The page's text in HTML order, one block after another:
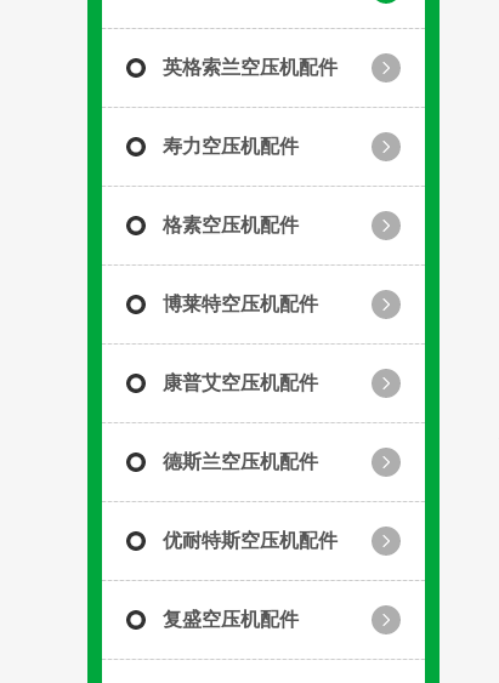
英格索兰空压机配件
寿力空压机配件
格素空压机配件
博莱特空压机配件
康普艾空压机配件
德斯兰空压机配件
优耐特斯空压机配件
复盛空压机配件